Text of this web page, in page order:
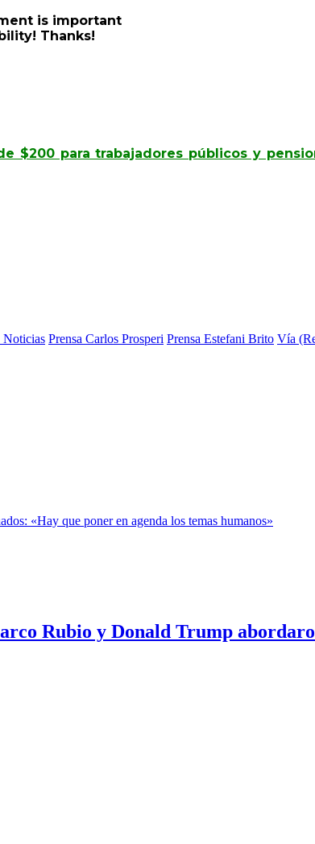
is important
Thanks!
$200 para trabajadores públicos y
Noticias Prensa Carlos Prosperi Prensa Estefani Brito Vía
«Hay que poner en agenda los temas humanos»
Rubio y Donald Trump